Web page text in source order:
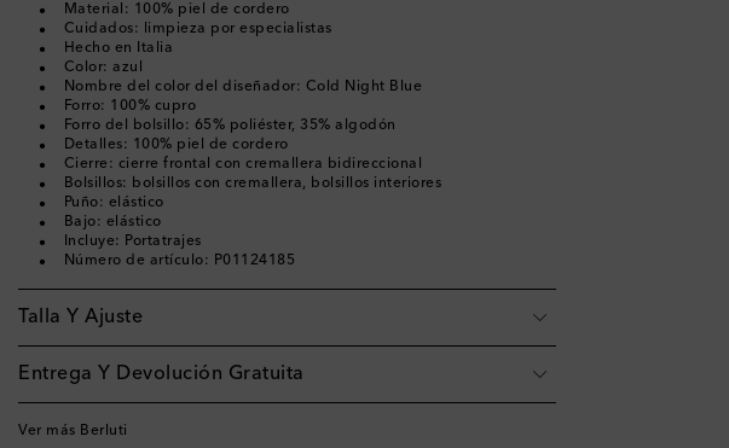
Material: 100% piel de cordero
Cuidados: limpieza por especialistas
Hecho en Italia
Color: azul
Nombre del color del diseñador: Cold Night Blue
Forro: 100% cupro
Forro del bolsillo: 65% poliéster, 35% algodón
Detalles: 100% piel de cordero
Cierre: cierre frontal con cremallera bidireccional
Bolsillos: bolsillos con cremallera, bolsillos interiores
Puño: elástico
Bajo: elástico
Incluye: Portatrajes
Número de artículo: P01124185
Talla Y Ajuste
Entrega Y Devolución Gratuita
Ver más Berluti